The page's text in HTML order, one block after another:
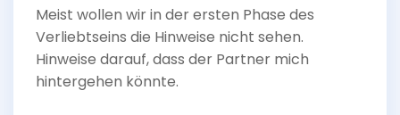
Meist wollen wir in der ersten Phase des
Verliebtseins die Hinweise nicht sehen.
Hinweise darauf, dass der Partner mich
hintergehen könnte.